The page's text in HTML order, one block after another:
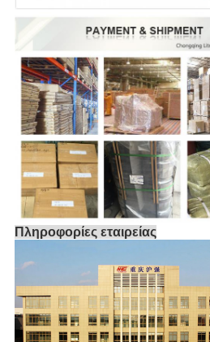
Πληροφορίες εταιρείας